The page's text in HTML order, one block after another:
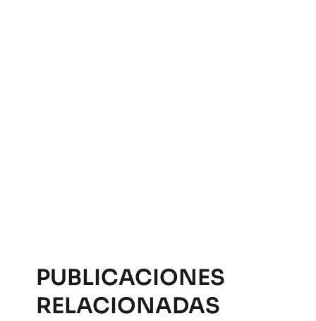
PUBLICACIONES
RELACIONADAS